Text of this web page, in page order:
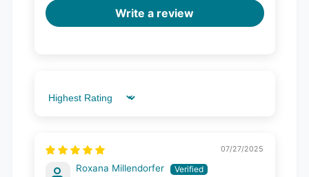
Write a review
Sort by
07/27/2025
Roxana Millendorfer